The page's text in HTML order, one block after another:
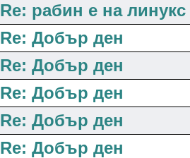
Re: рабин е на линукс
Re: Добър ден
Re: Добър ден
Re: Добър ден
Re: Добър ден
Re: Добър ден